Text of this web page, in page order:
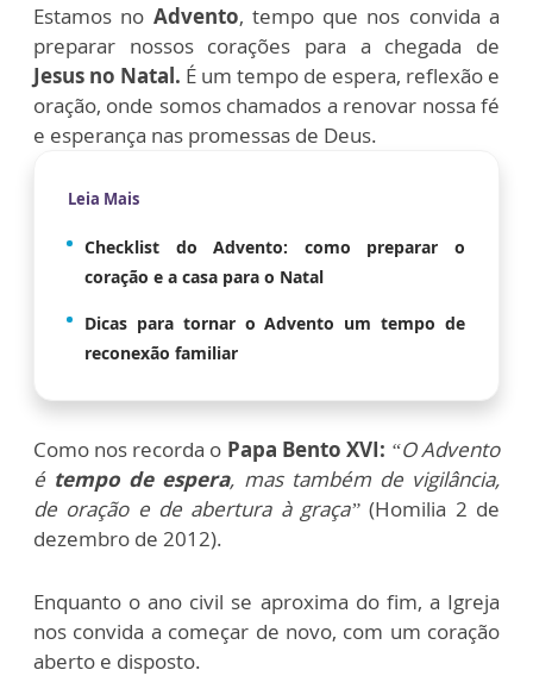
Estamos no Advento, tempo que nos convida a
preparar nossos corações para a chegada de
Jesus no Natal. É um tempo de espera, reflexão e
oração, onde somos chamados a renovar nossa fé
e esperança nas promessas de Deus.
Leia Mais
Checklist do Advento: como preparar o
coração e a casa para o Natal
Dicas para tornar o Advento um tempo de
reconexão familiar
Como nos recorda o Papa Bento XVI: “O Advento
é tempo de espera, mas também de vigilância,
de oração e de abertura à graça” (Homilia 2 de
dezembro de 2012).
Enquanto o ano civil se aproxima do fim, a Igreja
nos convida a começar de novo, com um coração
aberto e disposto.